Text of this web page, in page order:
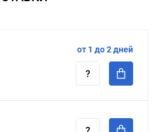
от 1 до 2 дней